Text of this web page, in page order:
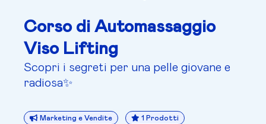
Corso di Automassaggio
Viso Lifting
Scopri i segreti per una pelle giovane e
radiosa✨
Marketing e Vendite 1 Prodotti